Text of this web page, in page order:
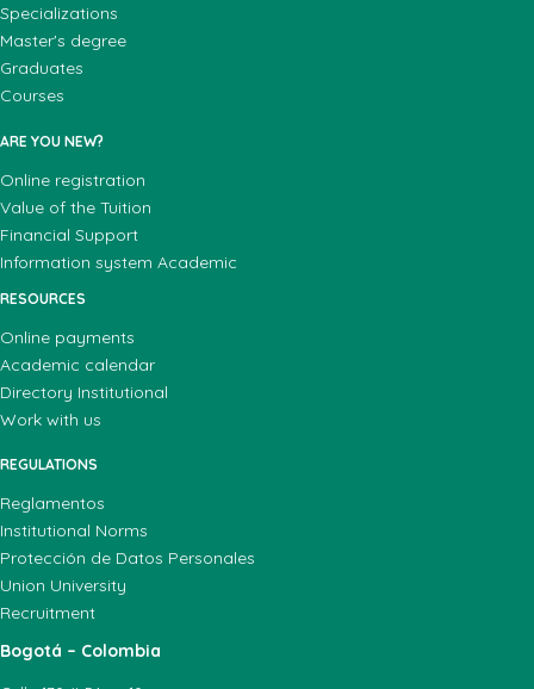
Specializations
Master's degree
Graduates
Courses
ARE YOU NEW?
Online registration
Value of the Tuition
Financial Support
Information system Academic
RESOURCES
Online payments
Academic calendar
Directory Institutional
Work with us
REGULATIONS
Reglamentos
Institutional Norms
Protección de Datos Personales
Union University
Recruitment
Bogotá – Colombia